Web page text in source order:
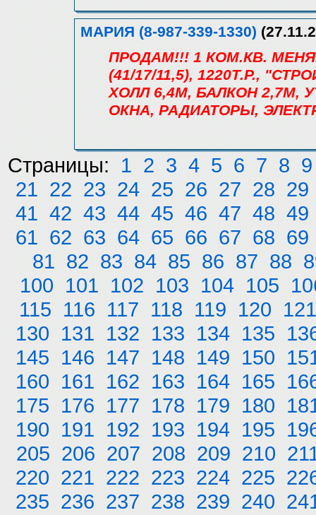
МАРИЯ (8-987-339-1330)
ПРОДАМ!!! 1 КОМ.КВ.
(41/17/11,5), 1220Т.Р.,
ХОЛЛ 6,4М, БАЛКОН 2,7М,
ОКНА, РАДИАТОРЫ,
Страницы: 1 2 3 4 5 6 7 8 9
21 22 23 24 25 26 27 28 29
41 42 43 44 45 46 47 48 49
61 62 63 64 65 66 67 68 69
81 82 83 84 85 86 87 88
100 101 102 103 104 105
115 116 117 118 119 120 121
130 131 132 133 134 135
145 146 147 148 149 150
160 161 162 163 164 165
175 176 177 178 179 180
190 191 192 193 194 195
205 206 207 208 209 210
220 221 222 223 224 225
235 236 237 238 239 240